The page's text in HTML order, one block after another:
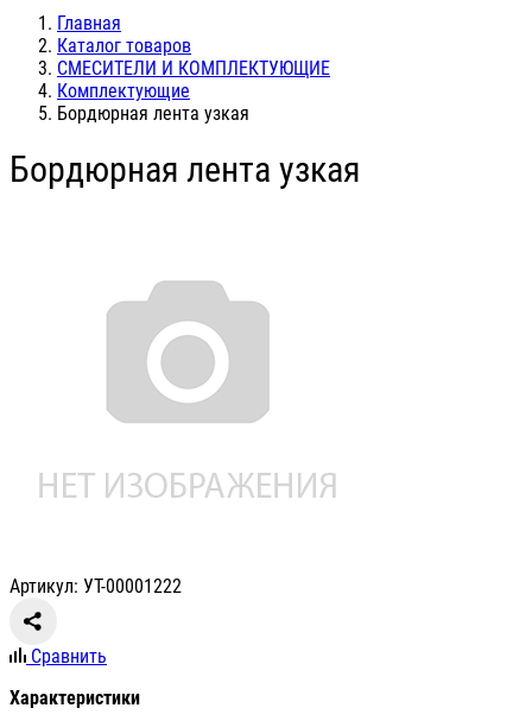
Главная
Каталог товаров
СМЕСИТЕЛИ И КОМПЛЕКТУЮЩИЕ
Комплектующие
Бордюрная лента узкая
Бордюрная лента узкая
Артикул: УТ-00001222
Сравнить
Характеристики